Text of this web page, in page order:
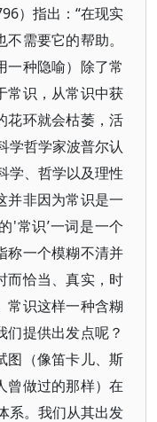
）指出：“在现实
需要它的帮助。
一种隐喻）除了常
常识，从常识中获
花环就会枯萎，活
学哲学家波普尔认
学、哲学以及理性
并非因为常识是一
'常识’一词是一个
称一个模糊不清并
而恰当、真实，时
常识这样一种含糊
提供出发点呢？
图（像笛卡儿、斯
曾做过的那样）在
系。我们从其出发